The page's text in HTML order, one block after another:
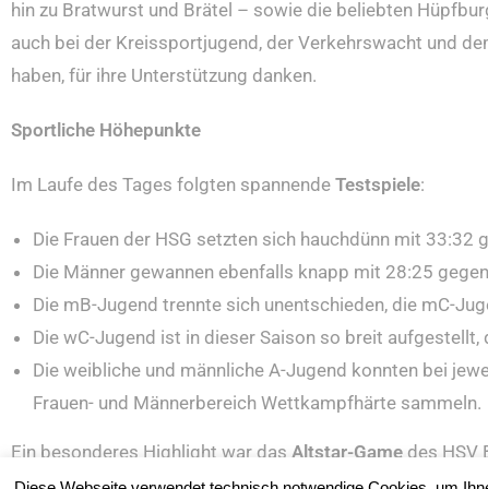
hin zu Bratwurst und Brätel – sowie die beliebten
auch bei der Kreissportjugend, der Verkehrswacht und
haben, für ihre Unterstützung danken.
Sportliche Höhepunkte
Im Laufe des Tages folgten spannende Testspiele:
Die Frauen der HSG setzten sich hauchdünn mit
Die Männer gewannen ebenfalls knapp mit 28:25
Die mB-Jugend trennte sich unentschieden, die mC-
Die wC-Jugend ist in dieser Saison so breit
Die weibliche und männliche A-Jugend konnten bei
Frauen- und Männerbereich Wettkampfhärte sammeln.
Ein besonderes Highlight war das Altstar-Game des HSV